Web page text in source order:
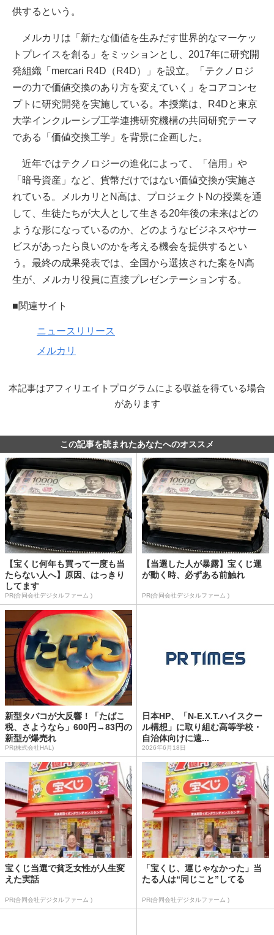
供するという。
メルカリは「新たな価値を生みだす世界的なマーケッ
トプレイスを創る」をミッションとし、2017年に研究開
発組織「mercari R4D（R4D）」を設立。「テクノロジ
ーの力で価値交換のあり方を変えていく」をコアコンセ
プトに研究開発を実施している。本授業は、R4Dと東京
大学インクルーシブ工学連携研究機構の共同研究テーマ
である「価値交換工学」を背景に企画した。
近年ではテクノロジーの進化によって、「信用」や
「暗号資産」など、貨幣だけではない価値交換が実施さ
れている。メルカリとN高は、プロジェクトNの授業を通
して、生徒たちが大人として生きる20年後の未来はどの
ような形になっているのか、どのようなビジネスやサー
ビスがあったら良いのかを考える機会を提供するとい
う。最終の成果発表では、全国から選抜された案をN高
生が、メルカリ役員に直接プレゼンテーションする。
■関連サイト
ニュースリリース
メルカリ
本記事はアフィリエイトプログラムによる収益を得ている場合
があります
この記事を読まれたあなたへのオススメ
【宝くじ何年も買って一度も当
たらない人へ】原因、はっきり
してます
PR(合同会社デジタルファーム )
【当選した人が暴露】宝くじ運
が動く時、必ずある前触れ
PR(合同会社デジタルファーム )
新型タバコが大反響！「たばこ
税、さようなら」600円→83円の
新型が爆売れ
PR(株式会社HAL)
日本HP、「N-E.X.T.ハイスクー
ル構想」に取り組む高等学校・
自治体向けに遠...
2026年6月18日
宝くじ当選で貧乏女性が人生変
えた実話
PR(合同会社デジタルファーム )
「宝くじ、運じゃなかった」当
たる人は“同じこと”してる
PR(合同会社デジタルファーム )